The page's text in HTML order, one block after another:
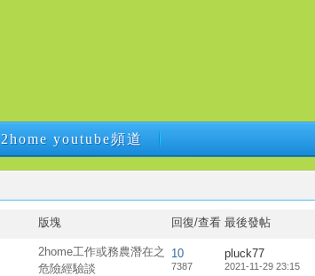
2home youtube頻道
2home youtube頻道
版塊 回復/查看 最後發帖
2home工作或務農潛在之
危險經驗談
10
7387
pluck77
2021-11-29 23:15